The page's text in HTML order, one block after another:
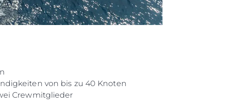
von bis zu 40 Knoten
Crewmitglieder